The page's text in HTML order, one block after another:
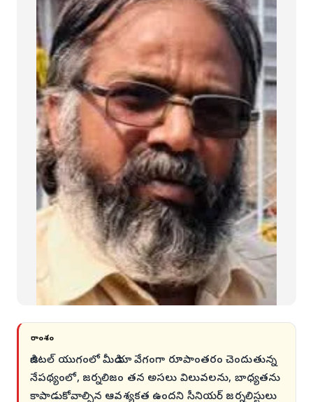
సారాంశం
డిజిటల్ యుగంలో మీడియా వేగంగా రూపాంతరం చెందుతున్న
నేపథ్యంలో, జర్నలిజం తన అసలు విలువలను, బాధ్యతను
కాపాడుకోవాల్సిన ఆవశ్యకత ఉందని సీనియర్ జర్నలిస్టులు